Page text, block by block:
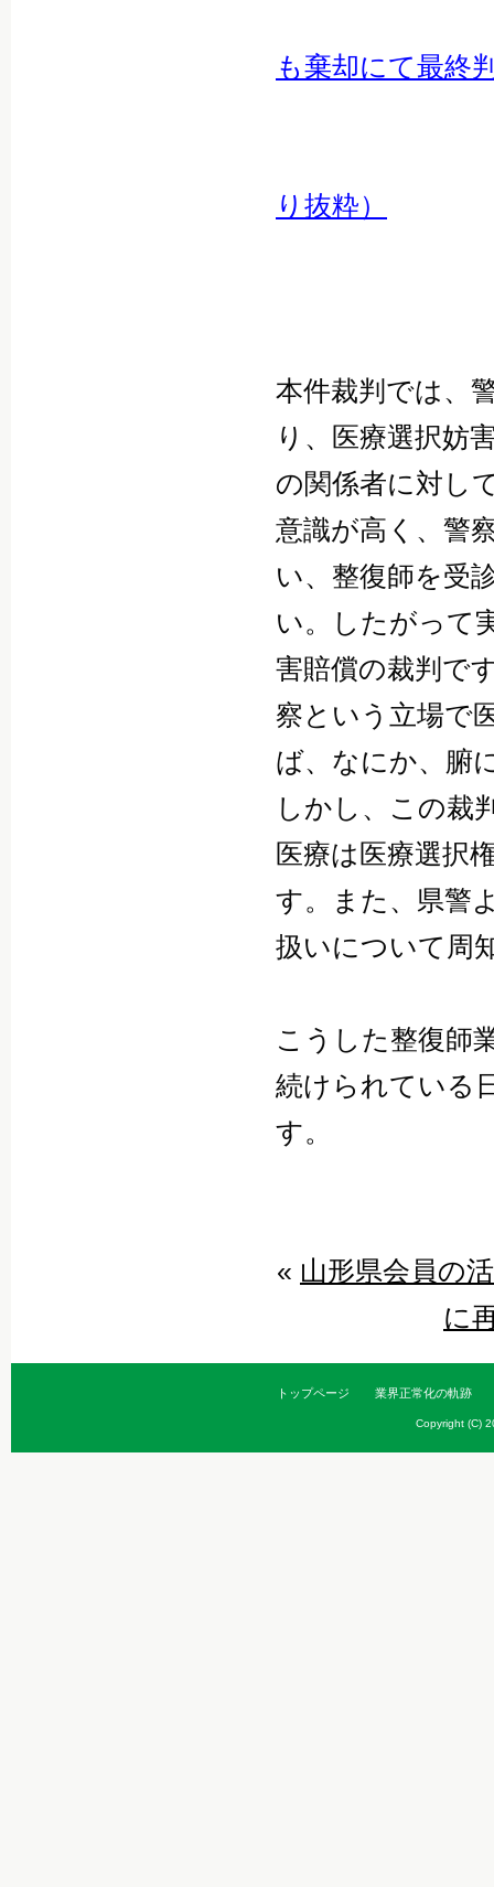
も棄却にて最終
り抜粋）
本件裁判では、
り、医療選択妨
の関係者に対し
意識が高く、警
い、整復師を受
い。したがって
害賠償の裁判で
察という立場で
ば、なにか、腑
しかし、この裁
医療は医療選択
す。また、県警
扱いについて周
こうした整復師
続けられている
す。
« 山形県会員の
に
トップページ 業界正常化の軌跡
Copyright (C)